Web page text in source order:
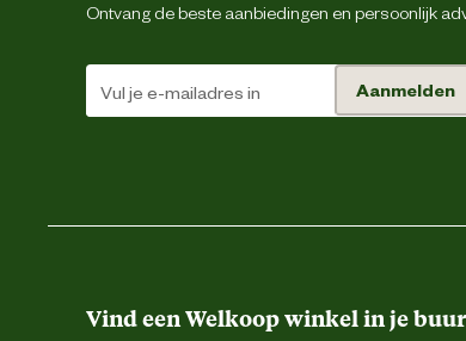
Materiaal bovenkant schoen
Materiaal overneus
Verantwoordelijke marktdeelnemer (EU)
Ontvang de beste aanbiedingen en persoonlijk
Aanmelden
Vind een Welkoop winkel in je